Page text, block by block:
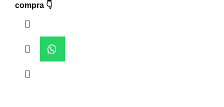
compra 👇